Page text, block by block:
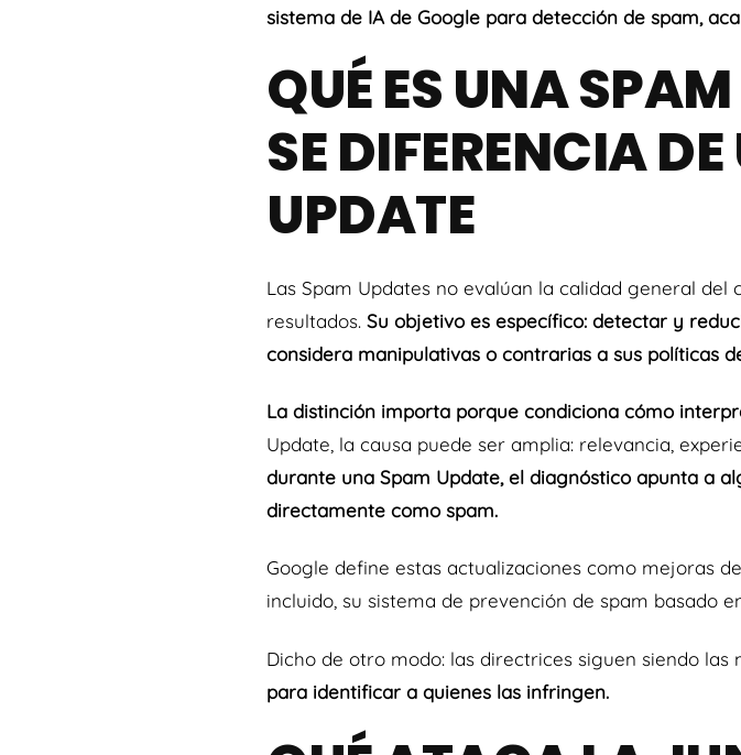
sistema de IA de Google para detección de spam,
QUÉ ES UNA
SE DIFERENCIA
UPDATE
Las Spam Updates no evalúan la calidad general
resultados. Su objetivo es específico: detectar y
considera manipulativas o contrarias a sus políticas
La distinción importa porque condiciona cómo
Update, la causa puede ser amplia: relevancia,
durante una Spam Update, el diagnóstico apunta a
directamente como spam.
Google define estas actualizaciones como mejoras
incluido, su sistema de prevención de spam basado
Dicho de otro modo: las directrices siguen siendo las
para identificar a quienes las infringen.